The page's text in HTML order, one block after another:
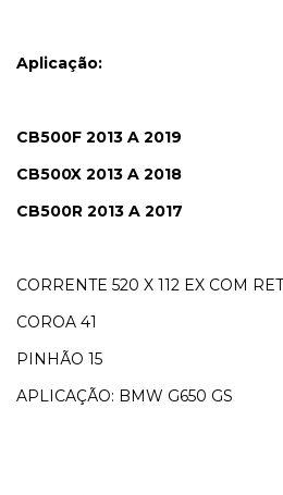
Aplicação:
CB500F 2013 A 2019
CB500X 2013 A 2018
CB500R 2013 A 2017
CORRENTE 520 X 112 EX COM
COROA 41
PINHÃO 15
APLICAÇÃO: BMW G650 GS